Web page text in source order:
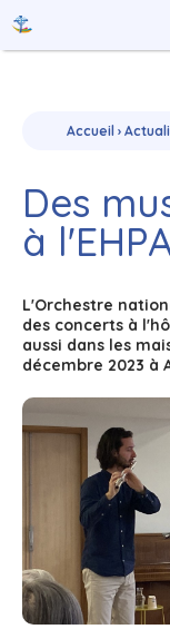
contenu.
Aller
personnels
Accueil ›
Des
à
L'Orchestre
des concerts à
aussi dans les
décembre 2023 à